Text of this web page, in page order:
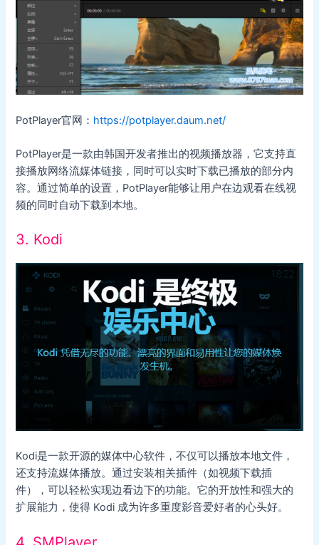
PotPlayer官网： https://potplayer.daum.net/
PotPlayer是一款由韩国开发者推出的视频播放器，它支持直
接播放网络流媒体链接，同时可以实时下载已播放的部分内
容。通过简单的设置，PotPlayer能够让用户在边观看在线视
频的同时自动下载到本地。
3. Kodi
Kodi是一款开源的媒体中心软件，不仅可以播放本地文件，
还支持流媒体播放。通过安装相关插件（如视频下载插
件），可以轻松实现边看边下的功能。它的开放性和强大的
扩展能力，使得 Kodi 成为许多重度影音爱好者的心头好。